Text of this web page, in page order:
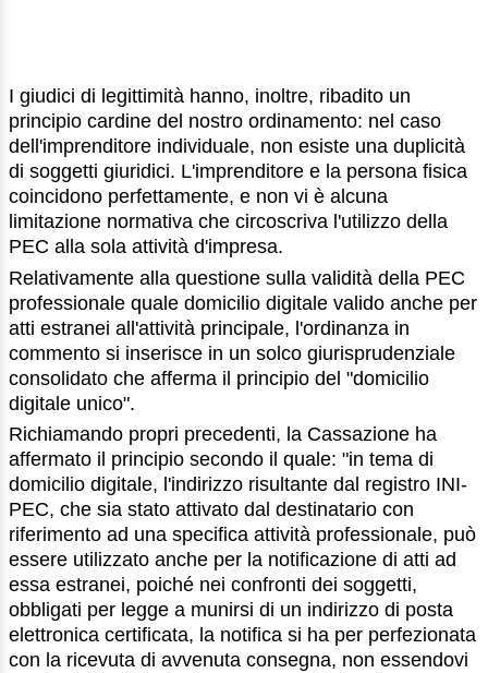
I giudici di legittimità hanno, inoltre, ribadito un
principio cardine del nostro ordinamento: nel caso
dell'imprenditore individuale, non esiste una duplicità
di soggetti giuridici. L'imprenditore e la persona fisica
coincidono perfettamente, e non vi è alcuna
limitazione normativa che circoscriva l'utilizzo della
PEC alla sola attività d'impresa.
Relativamente alla questione sulla validità della PEC
professionale quale domicilio digitale valido anche per
atti estranei all'attività principale, l'ordinanza in
commento si inserisce in un solco giurisprudenziale
consolidato che afferma il principio del "domicilio
digitale unico".
Richiamando propri precedenti, la Cassazione ha
affermato il principio secondo il quale: "in tema di
domicilio digitale, l'indirizzo risultante dal registro INI-
PEC, che sia stato attivato dal destinatario con
riferimento ad una specifica attività professionale, può
essere utilizzato anche per la notificazione di atti ad
essa estranei, poiché nei confronti dei soggetti,
obbligati per legge a munirsi di un indirizzo di posta
elettronica certificata, la notifica si ha per perfezionata
con la ricevuta di avvenuta consegna, non essendovi